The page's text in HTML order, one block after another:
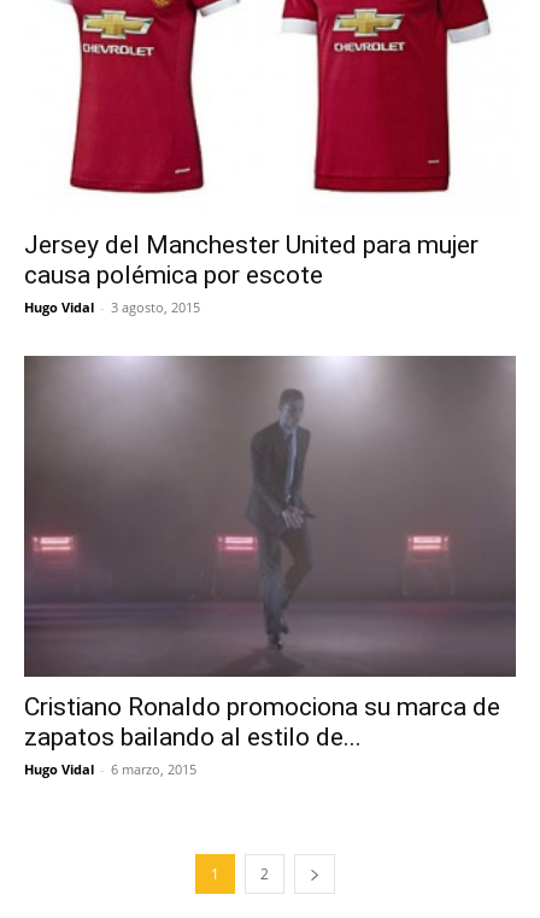
Jersey del Manchester United para mujer
causa polémica por escote
Hugo Vidal - 3 agosto, 2015
Cristiano Ronaldo promociona su marca de
zapatos bailando al estilo de...
Hugo Vidal - 6 marzo, 2015
1 2